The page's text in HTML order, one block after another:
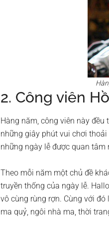
2. Công viên
Hàng năm, công viên này
những giây phút vui chơi
những ngày lễ được quan tâm
Theo mỗi năm một chủ đề
truyền thống của ngày lễ.
vô cùng rùng rợn. Cùng với
ma quỷ, ngôi nhà ma, thời